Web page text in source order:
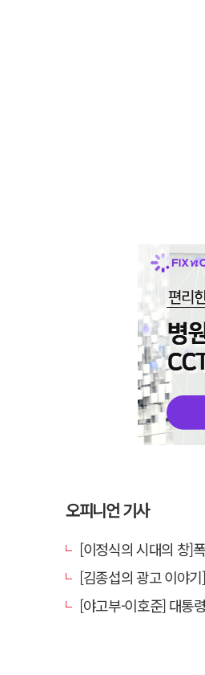
오피니언 기사
[이정식의 시대의 창]폭염 속
[김종섭의 광고 이야기]
[야고부-이호준] 대통